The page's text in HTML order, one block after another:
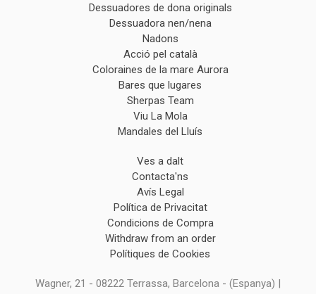
Dessuadores de dona originals
Dessuadora nen/nena
Nadons
Acció pel català
Coloraines de la mare Aurora
Bares que lugares
Sherpas Team
Viu La Mola
Mandales del Lluís
Ves a dalt
Contacta'ns
Avís Legal
Política de Privacitat
Condicions de Compra
Withdraw from an order
Polítiques de Cookies
Wagner, 21 - 08222 Terrassa, Barcelona - (Espanya) |